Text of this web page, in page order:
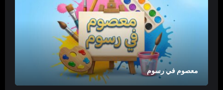
معصوم في رسوم